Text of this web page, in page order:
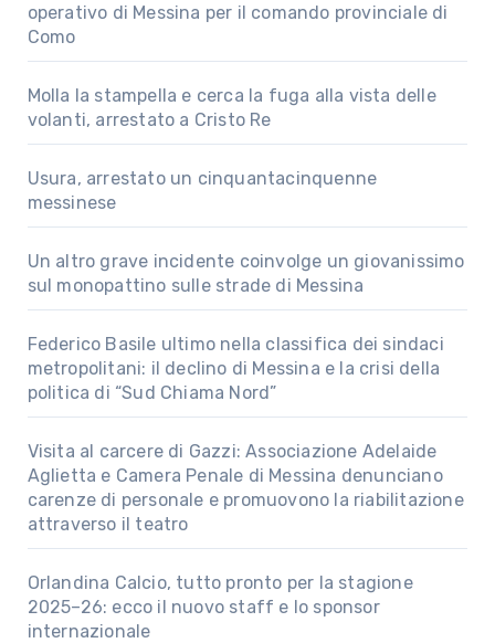
operativo di Messina per il comando provinciale di
Como
Molla la stampella e cerca la fuga alla vista delle
volanti, arrestato a Cristo Re
Usura, arrestato un cinquantacinquenne
messinese
Un altro grave incidente coinvolge un giovanissimo
sul monopattino sulle strade di Messina
Federico Basile ultimo nella classifica dei sindaci
metropolitani: il declino di Messina e la crisi della
politica di “Sud Chiama Nord”
Visita al carcere di Gazzi: Associazione Adelaide
Aglietta e Camera Penale di Messina denunciano
carenze di personale e promuovono la riabilitazione
attraverso il teatro
Orlandina Calcio, tutto pronto per la stagione
2025–26: ecco il nuovo staff e lo sponsor
internazionale